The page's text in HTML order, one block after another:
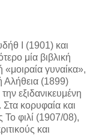
Ι (1901) και
μία βιβλική
«μοιραία γυναίκα»,
Αλήθεια (1899)
εξιδανικευμένη
κορυφαία και
Το φιλί (1907/08),
και